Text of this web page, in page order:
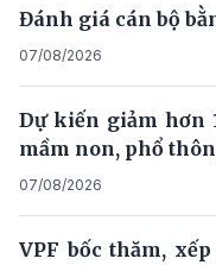
Đánh giá cán bộ
07/08/2026
Dự kiến giảm hơn
mầm non, phổ
07/08/2026
VPF bốc thăm,